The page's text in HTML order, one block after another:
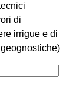
di
irrigue e di